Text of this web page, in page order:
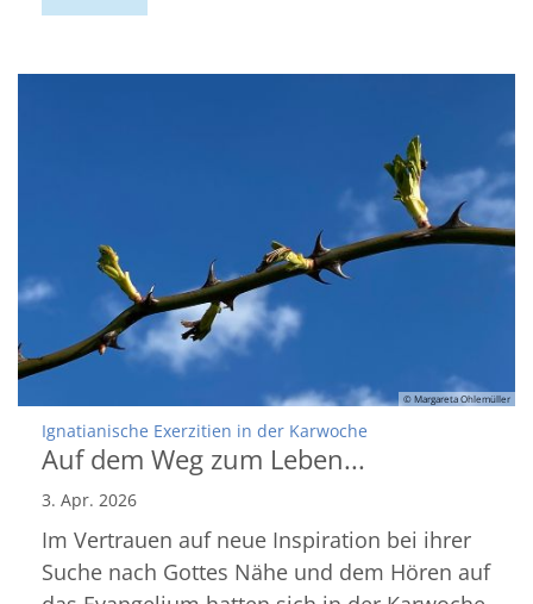
© Margareta Ohlemüller
Ignatianische Exerzitien in der Karwoche
Auf dem Weg zum Leben...
3. Apr. 2026
Im Vertrauen auf neue Inspiration bei ihrer
Suche nach Gottes Nähe und dem Hören auf